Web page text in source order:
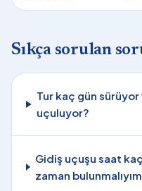
Sıkça sorulan
Tur kaç gün
uçuluyor?
Gidiş uçuşu saat
zaman